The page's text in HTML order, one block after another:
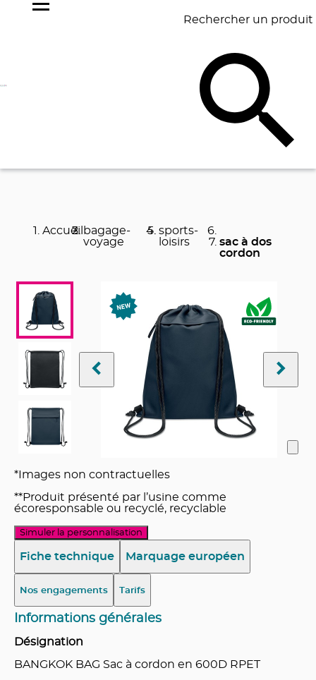
Rechercher un produit
BAGAGERIE BUREAU
Accueil bagage-
voyage
sports-
loisirs
sac à dos
cordon
*Images non contractuelles
**Produit présenté par l’usine comme
écoresponsable ou recyclé, recyclable
Simuler la personnalisation
Fiche technique Marquage européen
Nos engagements Tarifs
Informations générales
Désignation
BANGKOK BAG Sac à cordon en 600D RPET